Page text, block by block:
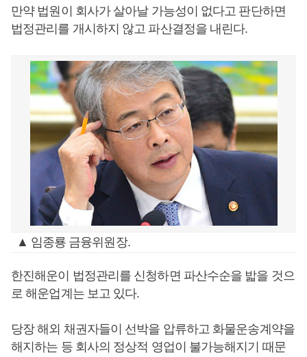
만약 법원이 회사가 살아날 가능성이 없다고 판단하면
법정관리를 개시하지 않고 파산결정을 내린다.
▲ 임종룡 금융위원장.
한진해운이 법정관리를 신청하면 파산수순을 밟을 것으
로 해운업계는 보고 있다.
당장 해외 채권자들이 선박을 압류하고 화물운송계약을
해지하는 등 회사의 정상적 영업이 불가능해지기 때문